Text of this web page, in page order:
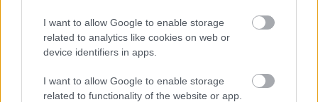
I want to allow Google to enable storage
related to analytics like cookies on web or
device identifiers in apps.
I want to allow Google to enable storage
related to functionality of the website or app.